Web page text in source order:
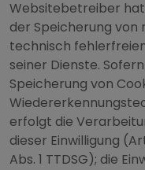
Websitebetreiber
der Speicherung von
technisch
seiner Dienste.
Speicherung von
erfolgt die
dieser Einwilligung
Abs. 1 TTDSG); die